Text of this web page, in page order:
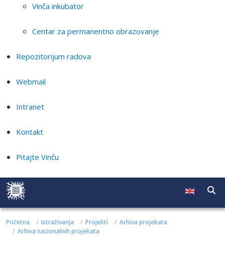
Vinča inkubator
Centar za permanentno obrazovanje
Repozitorijum radova
Webmail
Intranet
Kontakt
Pitajte Vinču
Početna Istraživanja Projekti
Arhiva projekata
Arhiva nacionalnih projekata